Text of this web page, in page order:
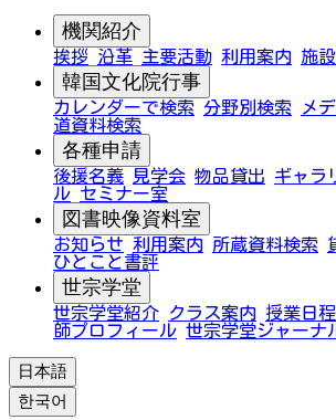
機関紹介
挨拶 沿革 主要活動 利用案内 施
韓国文化院行事
カレンダーで検索 分野別検索 メ
道資料検索
各種申請
後援名義 見学会 物品貸出 ギャラ
ル セミナー室
図書映像資料室
お知らせ 利用案内 所蔵資料検索
ひとこと書評
世宗学堂
世宗学堂紹介 クラス案内 授業日程
師プロフィール 世宗学堂ジャーナ
日本語
한국어